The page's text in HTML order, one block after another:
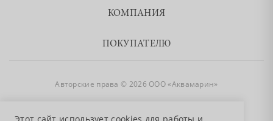
КОМПАНИЯ
ПОКУПАТЕЛЮ
Авторские права © 2026 ООО «Аквамарин»